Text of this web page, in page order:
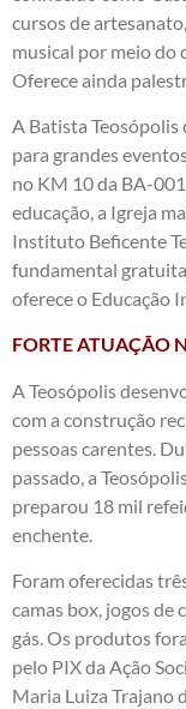
cursos de
musical por meio do
Oferece ainda
A Batista Teosópolis
para grandes
no KM 10 da BA-
educação, a Igreja
Instituto Beficente
fundamental
oferece o Educação
FORTE ATUAÇÃO
A Teosópolis
com a construção
pessoas carentes.
passado, a
preparou 18 mil
enchente.
Foram oferecidas
camas box, jogos de
gás. Os produtos
pelo PIX da Ação
Maria Luiza Trajano